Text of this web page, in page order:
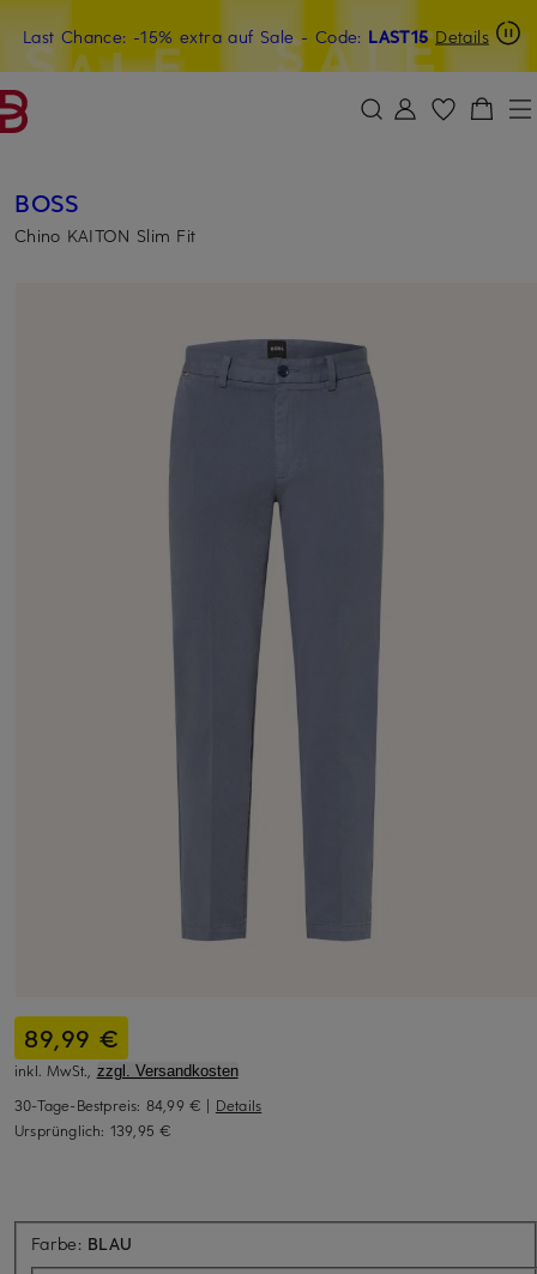
ZUM HAUPTINHALT ÜBERSPRINGEN ZUM SUCHFELD ÜBERSPRINGEN
Last Chance: -15% extra auf Sale- Code: LAST15 Details
20€-Willkommensgutschein mit Beyond sichern
BOSS
Chino KAITON Slim Fit
89,99 €
inkl. MwSt., zzgl. Versandkosten
30-Tage-Bestpreis: 84,99 € | Details
Ursprünglich: 139,95 €
Farbe: BLAU